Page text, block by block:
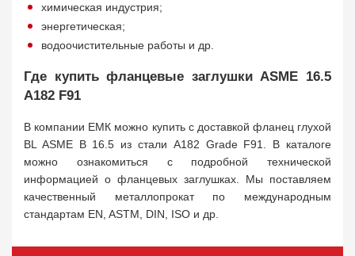
химическая индустрия;
энергетическая;
водоочистительные работы и др.
Где купить фланцевые заглушки ASME 16.5
A182 F91
В компании ЕМК можно купить с доставкой фланец глухой
BL ASME B 16.5 из стали A182 Grade F91. В каталоге
можно ознакомиться с подробной технической
информацией о фланцевых заглушках. Мы поставляем
качественный металлопрокат по международным
стандартам EN, ASTM, DIN, ISO и др.